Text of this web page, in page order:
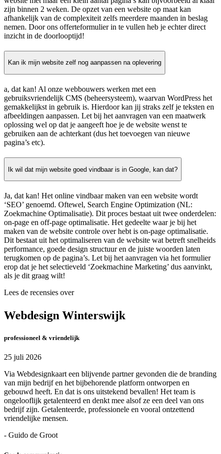
zijn binnen 2 weken. De opzet van een website op maat kan
afhankelijk van de complexiteit zelfs meerdere maanden in beslag
nemen. Door ons offerteformulier in te vullen heb je echter direct
inzicht in de doorlooptijd!
Kan ik mijn website zelf nog aanpassen na oplevering
a, dat kan! Al onze webbouwers werken met een
gebruiksvriendelijk CMS (beheersysteem), waarvan WordPress het
gemakkelijkst in gebruik is. Hierdoor kan jij straks zelf je teksten en
afbeeldingen aanpassen. Let bij het aanvragen van een maatwerk
oplossing wel op dat je aangeeft hoe je de website wenst te
gebruiken aan de achterkant (dus het toevoegen van nieuwe
pagina’s etc).
Ik wil dat mijn website goed vindbaar is in Google, kan dat?
Ja, dat kan! Het online vindbaar maken van een website wordt
‘SEO’ genoemd. Oftewel, Search Engine Optimization (NL:
Zoekmachine Optimalisatie). Dit proces bestaat uit twee onderdelen:
on-page en off-page optimalisatie. Het gedeelte waar je bij het
maken van de website controle over hebt is on-page optimalisatie.
Dit bestaat uit het optimaliseren van de website wat betreft snelheids
performance, goede design structuur en de juiste woorden laten
terugkomen op de pagina’s. Let bij het aanvragen via het formulier
erop dat je het selectieveld ‘Zoekmachine Marketing’ dus aanvinkt,
als je dit graag wilt!
Lees de recensies over
Webdesign Winterswijk
professioneel & vriendelijk
25 juli 2026
Via Webdesignkaart een blijvende partner gevonden die de branding
van mijn bedrijf en het bijbehorende platform ontworpen en
gebouwd heeft. En dat is ons uitstekend bevallen! Het team is
ongelooflijk getalenteerd en denkt mee alsof ze een deel van ons
bedrijf zijn. Getalenteerde, professionele en vooral ontzettend
vriendelijke mensen.
- Guido de Groot